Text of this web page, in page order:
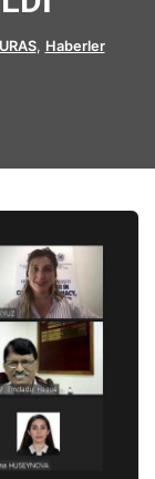
, Haberler